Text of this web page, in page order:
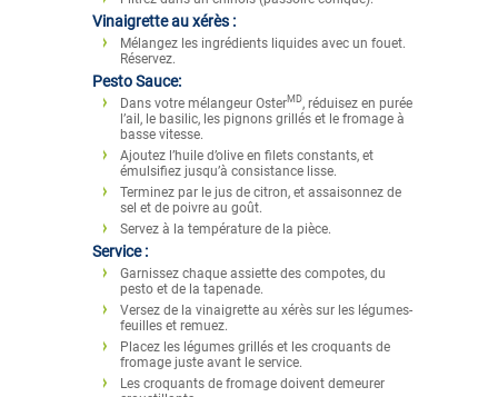
Vinaigrette au xérès :
Mélangez les ingrédients liquides avec un fouet.
Réservez.
Pesto Sauce:
Dans votre mélangeur OsterMD, réduisez en purée
l’ail, le basilic, les pignons grillés et le fromage à
basse vitesse.
Ajoutez l’huile d’olive en filets constants, et
émulsifiez jusqu’à consistance lisse.
Terminez par le jus de citron, et assaisonnez de
sel et de poivre au goût.
Servez à la température de la pièce.
Service :
Garnissez chaque assiette des compotes, du
pesto et de la tapenade.
Versez de la vinaigrette au xérès sur les légumes-
feuilles et remuez.
Placez les légumes grillés et les croquants de
fromage juste avant le service.
Les croquants de fromage doivent demeurer